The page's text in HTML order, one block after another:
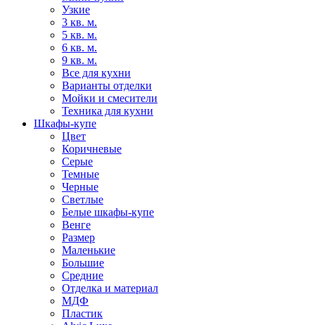
Узкие
3 кв. м.
5 кв. м.
6 кв. м.
9 кв. м.
Все для кухни
Варианты отделки
Мойки и смесители
Техника для кухни
Шкафы-купе
Цвет
Коричневые
Серые
Темные
Черные
Светлые
Белые шкафы-купе
Венге
Размер
Маленькие
Большие
Средние
Отделка и материал
МДФ
Пластик